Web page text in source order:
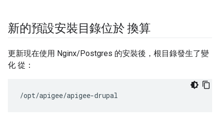
新的預設安裝目錄位於 換算
更新現在使用 Nginx/Postgres 的安裝後，根目錄發生了變
化 從：
/opt/apigee/apigee-drupal